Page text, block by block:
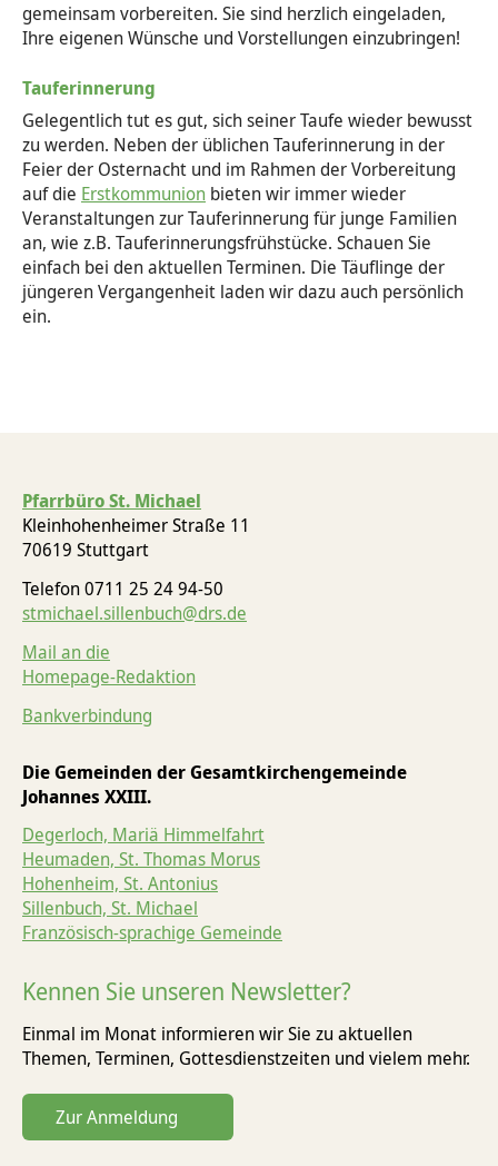
gemeinsam vorbereiten. Sie sind herzlich eingeladen,
Ihre eigenen Wünsche und Vorstellungen einzubringen!
Tauferinnerung
Gelegentlich tut es gut, sich seiner Taufe wieder bewusst
zu werden. Neben der üblichen Tauferinnerung in der
Feier der Osternacht und im Rahmen der Vorbereitung
auf die Erstkommunion bieten wir immer wieder
Veranstaltungen zur Tauferinnerung für junge Familien
an, wie z.B. Tauferinnerungsfrühstücke. Schauen Sie
einfach bei den aktuellen Terminen. Die Täuflinge der
jüngeren Vergangenheit laden wir dazu auch persönlich
ein.
Pfarrbüro St. Michael
Kleinhohenheimer Straße 11
70619 Stuttgart
Telefon 0711 25 24 94-50
stmichael.sillenbuch@drs.de
Mail an die
Homepage-Redaktion
Bankverbindung
Die Gemeinden der Gesamtkirchengemeinde
Johannes XXIII.
Degerloch, Mariä Himmelfahrt
Heumaden, St. Thomas Morus
Hohenheim, St. Antonius
Sillenbuch, St. Michael
Französisch-sprachige Gemeinde
Kennen Sie unseren Newsletter?
Einmal im Monat informieren wir Sie zu aktuellen
Themen, Terminen, Gottesdienst­zeiten und vielem mehr.
Zur Anmeldung